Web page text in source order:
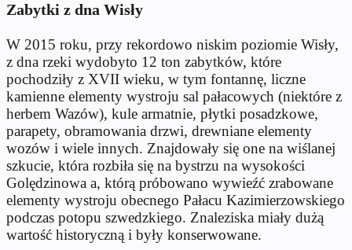
Zabytki z dna Wisły
W 2015 roku, przy rekordowo niskim poziomie Wisły,
z dna rzeki wydobyto 12 ton zabytków, które
pochodziły z XVII wieku, w tym fontannę, liczne
kamienne elementy wystroju sal pałacowych (niektóre z
herbem Wazów), kule armatnie, płytki posadzkowe,
parapety, obramowania drzwi, drewniane elementy
wozów i wiele innych. Znajdowały się one na wiślanej
szkucie, która rozbiła się na bystrzu na wysokości
Golędzinowa a, którą próbowano wywieźć zrabowane
elementy wystroju obecnego Pałacu Kazimierzowskiego
podczas potopu szwedzkiego. Znaleziska miały dużą
wartość historyczną i były konserwowane.